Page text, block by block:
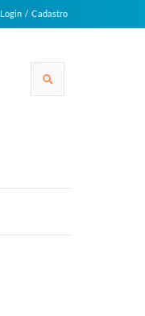
Login / Cadastro